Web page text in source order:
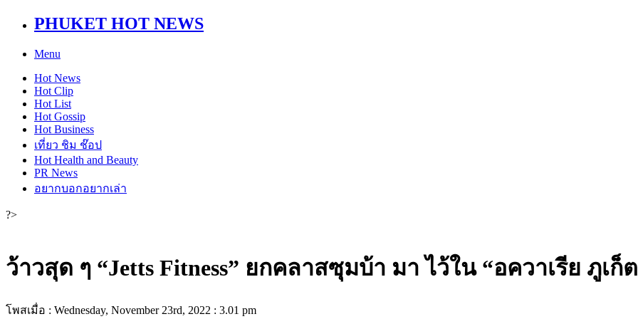
PHUKET HOT NEWS
Menu
Hot News
Hot Clip
Hot List
Hot Gossip
Hot Business
เที่ยว ชิม ช๊อป
Hot Health and Beauty
PR News
อยากบอกอยากเล่า
?>
ว้าวสุด ๆ “Jetts Fitness” ยกคลาสซุมบ้า มา ไว้ใน “อควาเรีย ภูเ
โพสเมื่อ : Wednesday, November 23rd, 2022 : 3.01 pm